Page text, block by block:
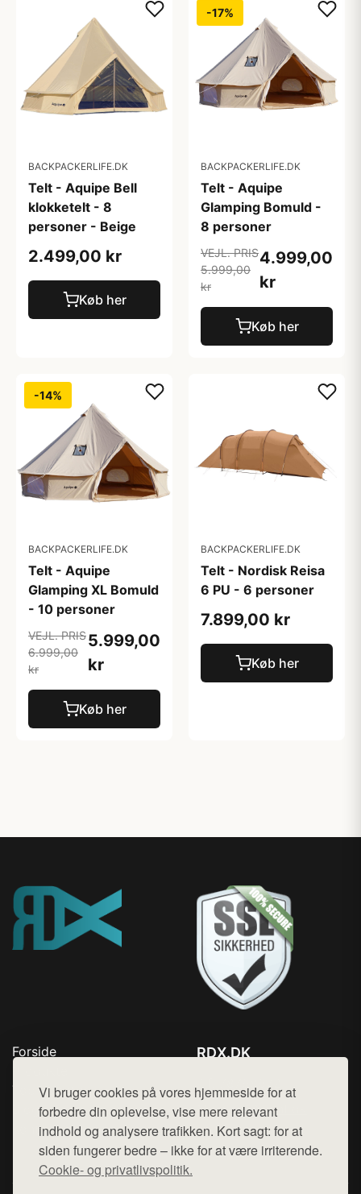
Vi bruger cookies på vores hjemmeside for at
forbedre din oplevelse, vise mere relevant
indhold og analysere trafikken. Kort sagt: for at
siden fungerer bedre – ikke for at være irriterende.
Cookie- og privatlivspolitik.
BACKPACKERLIFE.DK
Telt - Aquipe Bell
klokketelt - 8
personer - Beige
2.499,00 kr
Køb her
-17%
BACKPACKERLIFE.DK
Telt - Aquipe
Glamping Bomuld -
8 personer
VEJL. PRIS
5.999,00
kr
4.999,00
kr
Køb her
-14%
BACKPACKERLIFE.DK
Telt - Aquipe
Glamping XL Bomuld
- 10 personer
VEJL. PRIS
6.999,00
kr
5.999,00
kr
Køb her
BACKPACKERLIFE.DK
Telt - Nordisk Reisa
6 PU - 6 personer
7.899,00 kr
Køb her
Forside
Top Rabatter
Blog
Kontakt
RDX.DK
Mail: hej@want.dk
Cookie- og privatlivspolitik